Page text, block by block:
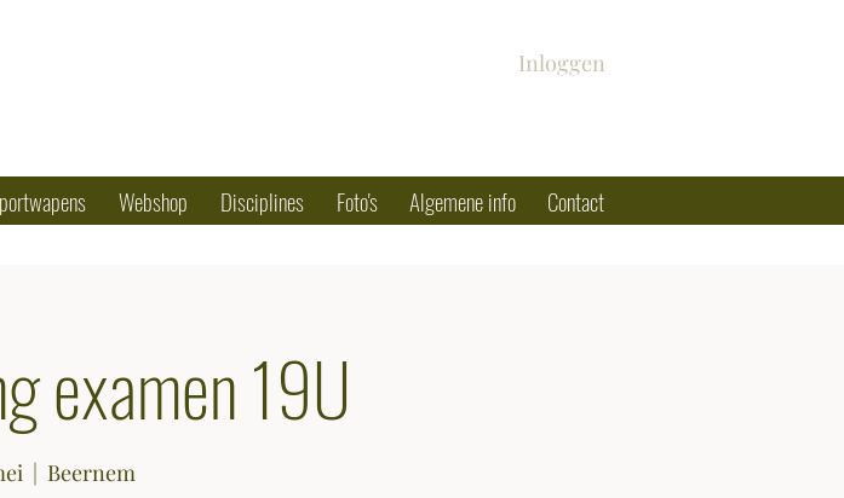
Inloggen
Webshop Disciplines Foto's Algemene info Contact
examen 19U
  |
Beernem